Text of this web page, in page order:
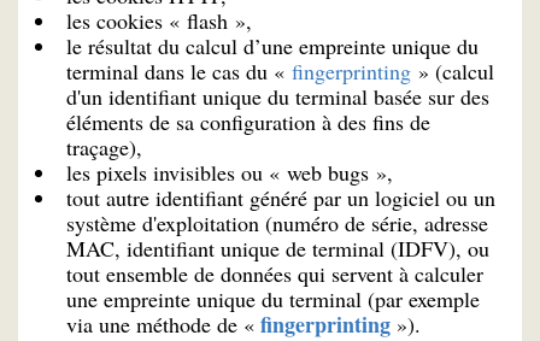
les cookies « flash »,
le résultat du calcul d’une empreinte unique du
terminal dans le cas du « fingerprinting » (calcul
d'un identifiant unique du terminal basée sur des
éléments de sa configuration à des fins de
traçage),
les pixels invisibles ou « web bugs »,
tout autre identifiant généré par un logiciel ou un
système d'exploitation (numéro de série, adresse
MAC, identifiant unique de terminal (IDFV), ou
tout ensemble de données qui servent à calculer
une empreinte unique du terminal (par exemple
via une méthode de « fingerprinting »).